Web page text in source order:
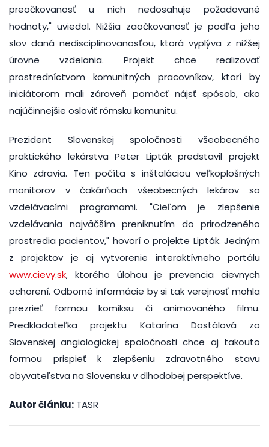
preočkovanosť u nich nedosahuje požadované
hodnoty," uviedol. Nižšia zaočkovanosť je podľa jeho
slov daná nedisciplinovanosťou, ktorá vyplýva z nižšej
úrovne vzdelania. Projekt chce realizovať
prostredníctvom komunitných pracovníkov, ktorí by
iniciátorom mali zároveň pomôcť nájsť spôsob, ako
najúčinnejšie osloviť rómsku komunitu.
Prezident Slovenskej spoločnosti všeobecného
praktického lekárstva Peter Lipták predstavil projekt
Kino zdravia. Ten počíta s inštaláciou veľkoplošných
monitorov v čakárňach všeobecných lekárov so
vzdelávacími programami. "Cieľom je zlepšenie
vzdelávania najväčším preniknutím do prirodzeného
prostredia pacientov," hovorí o projekte Lipták. Jedným
z projektov je aj vytvorenie interaktívneho portálu
www.cievy.sk, ktorého úlohou je prevencia cievnych
ochorení. Odborné informácie by si tak verejnosť mohla
prezrieť formou komiksu či animovaného filmu.
Predkladateľka projektu Katarína Dostálová zo
Slovenskej angiologickej spoločnosti chce aj takouto
formou prispieť k zlepšeniu zdravotného stavu
obyvateľstva na Slovensku v dlhodobej perspektíve.
Autor článku: TASR